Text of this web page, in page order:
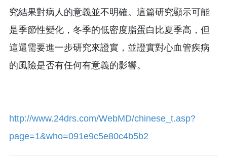
究結果對病人的意義並不明確。這篇研究顯示可能
是季節性變化，冬季的低密度脂蛋白比夏季高，但
這還需要進一步研究來證實，並證實對心血管疾病
的風險是否有任何有意義的影響。
http://www.24drs.com/WebMD/chinese_t.asp?
page=1&who=091e9c5e80c4b5b2